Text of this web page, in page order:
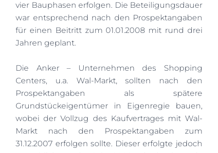
vier Bauphasen erfolgen. Die Beteiligungsdauer
war entsprechend nach den Prospektangaben
für einen Beitritt zum 01.01.2008 mit rund drei
Jahren geplant.
Die Anker – Unternehmen des Shopping
Centers, u.a. Wal-Markt, sollten nach den
Prospektangaben als spätere
Grundstückeigentümer in Eigenregie bauen,
wobei der Vollzug des Kaufvertrages mit Wal-
Markt nach den Prospektangaben zum
31.12.2007 erfolgen sollte. Dieser erfolgte jedoch